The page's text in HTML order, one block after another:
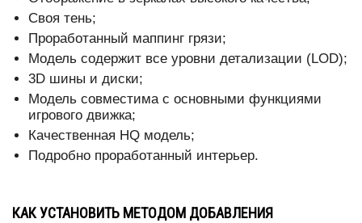
Своя тень;
Проработанный маппинг грязи;
Модель содержит все уровни детализации (LOD);
3D шины и диски;
Модель совместима с основными функциями
игрового движка;
Качественная HQ модель;
Подробно проработанный интерьер.
КАК УСТАНОВИТЬ МЕТОДОМ ДОБАВЛЕНИЯ